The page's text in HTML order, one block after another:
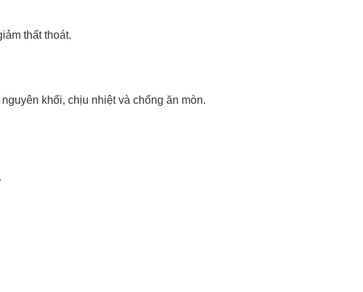
thất thoát.
khối, chịu nhiệt và chống ăn mòn.